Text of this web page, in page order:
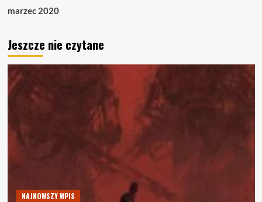
marzec 2020
Jeszcze nie czytane
NAJNOWSZY WPIS